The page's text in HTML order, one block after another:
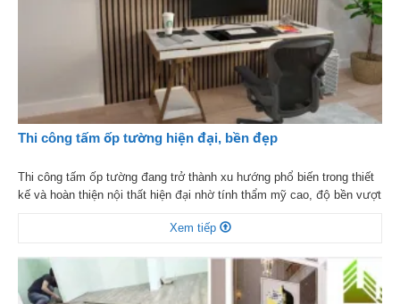
Thi công tấm ốp tường hiện đại, bền đẹp
Thi công tấm ốp tường đang trở thành xu hướng phổ biến trong thiết
kế và hoàn thiện nội thất hiện đại nhờ tính thẩm mỹ cao, độ bền vượt
tường hiệu quả, giải pháp này còn mang đến sự […]
Xem tiếp